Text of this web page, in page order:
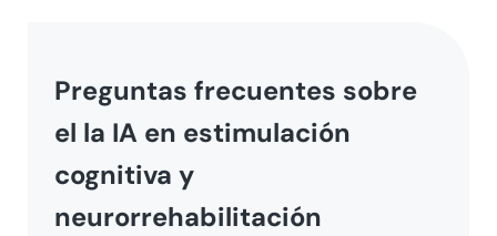
Preguntas frecuentes sobre
el la IA en estimulación
cognitiva y
neurorrehabilitación